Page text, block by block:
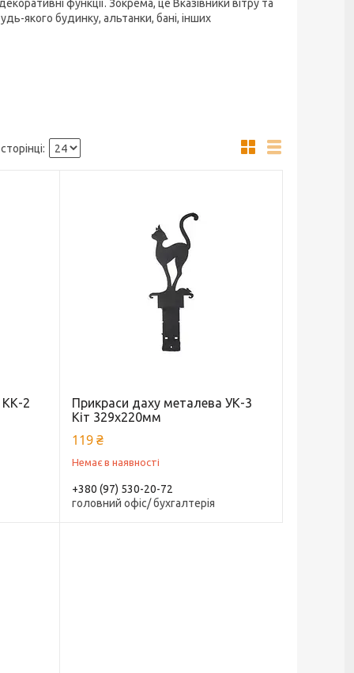
функції. Зокрема, це Вказівники вітру та
якого будинку, альтанки, бані, інших
КК-2
Прикраси даху металева УК-3
Кіт 329х220мм
119 ₴
Немає в наявності
+380 (97) 530-20-72
головний офіс/ бухгалтерія